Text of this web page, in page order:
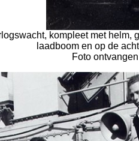
kompleet met helm,
laadboom en op de
Foto